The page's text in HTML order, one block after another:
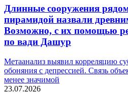
Длинные сооружения
пирамидой назвали
Возможно, с их помощью
по вади Дашур
Метаанализ выявил корреляцию
обоняния с депрессией. Связь
менее значимой
23.07.2026